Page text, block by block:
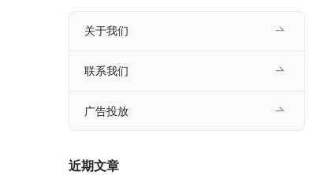
关于我们
联系我们
广告投放
近期文章